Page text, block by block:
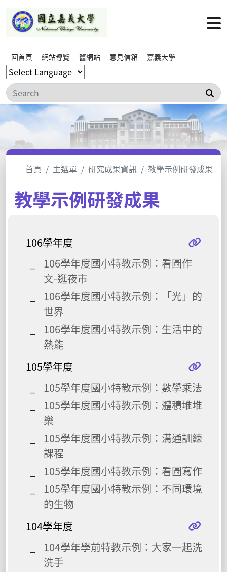
回首頁 網站導覽 舊網站 意見信箱 嘉義大學
搜
首頁 主選單 研究成果資訊 教學示例研發成果
教學示例研發成果
106學年度
106學年度國小特教示例：看圖作
文-逛夜市
106學年度國小特教示例：「光」的
世界
106學年度國小特教示例：生活中的
熱能
105學年度
105學年度國小特教示例：數學乘法
105學年度國小特教示例：體積堆堆
樂
105學年度國小特教示例：溝通訓練
課程
105學年度國小特教示例：看圖寫作
105學年度國小特教示例：不同環境
的生物
104學年度
104學年學前特教示例：大家一起洗
洗手